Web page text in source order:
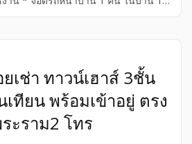
[…]
เช่า ทาวน์เฮาส์ 3ชั้น
ทียน พร้อมเข้าอยู่ ตรง
ะราม2 โทร